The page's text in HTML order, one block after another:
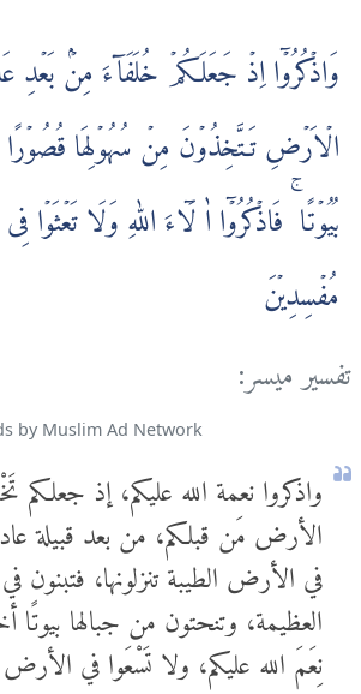
وَاذۡكُرُوۡۤا اِذۡ جَعَلَـكُمۡ خُلَفَآءَ مِنۡۢ بَعۡدِ
الۡاَرۡضِ تَـتَّخِذُوۡنَ مِنۡ سُهُوۡلِهَا قُصُوۡرًا
بُيُوۡتًا‌ ۚ فَاذۡكُرُوۡۤا اٰ لَۤاءَ اللّٰهِ وَلَا
مُفۡسِدِيۡنَ‏
تفسير ميسر:
by Muslim Ad Network
واذكروا نعمة الله عليكم، إذ جعلكم
الأرض مَن قبلكم، من بعد قبيلة
في الأرض الطيبة تنزلونها، فتبنون
العظيمة، وتنحتون من جبالها بيوتًا
نِعَمَ الله عليكم، ولا تَسْعَوا في